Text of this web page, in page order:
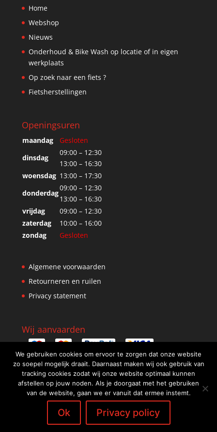
Home
Webshop
Nieuws
Onderhoud & Bike Wash op locatie of in eigen
werkplaats
Op zoek naar een fiets ?
Fietsherstellingen
Openingsuren
maandag
Gesloten
dinsdag
09:00 – 12:30
13:00 – 16:30
woensdag 13:00 – 17:30
donderdag
09:00 – 12:30
13:00 – 16:30
vrijdag
09:00 – 12:30
zaterdag
10:00 – 16:00
zondag
Gesloten
Algemene voorwaarden
Retourneren en ruilen
Privacy statement
Wij aanvaarden
Design: WebScreen.be
We gebruiken cookies om ervoor te zorgen dat onze website
zo soepel mogelijk draait. Daarnaast maken wij ook gebruik van
tracking cookies zodat wij onze website optimaal kunnen
afstellen op jouw noden. Als je doorgaat met het gebruiken
van de website, gaan we er vanuit dat ermee instemt.
Ok Privacy policy